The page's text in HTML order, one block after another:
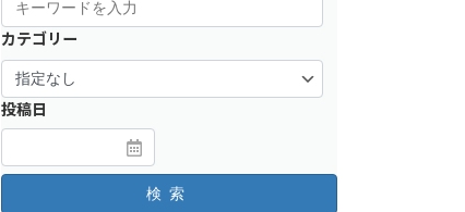
カテゴリー
投稿日
検索